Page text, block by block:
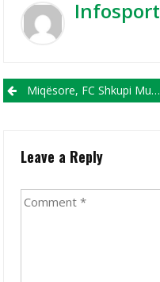
Infosport
Post navigation
Miqësore, FC Shkupi Mundi Llapin Në Kryeqendrën Tonë
Leave a Reply